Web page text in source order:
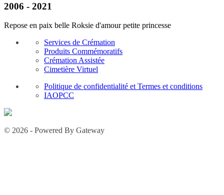
2006 - 2021
Repose en paix belle Roksie d'amour petite princesse
Services de Crémation
Produits Commémoratifs
Crémation Assistée
Cimetière Virtuel
Politique de confidentialité et Termes et conditions
IAOPCC
© 2026 - Powered By Gateway